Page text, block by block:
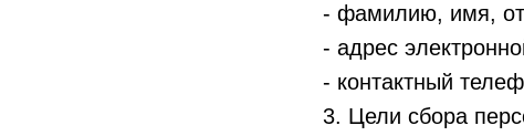
- фамилию, имя,
- адрес
- контактный
3. Цели сбора